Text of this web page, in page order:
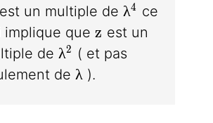
est un multiple de \lambda^4
λ4 ce
implique que z
z est un
de \lambda^2
λ2
( et pas
de \lambda
λ ).